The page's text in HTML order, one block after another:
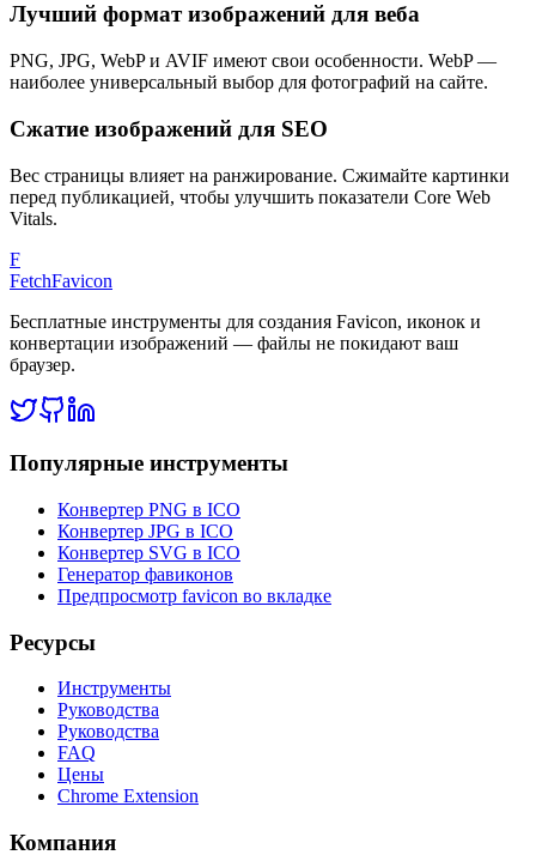
Лучший формат изображений для веба
PNG, JPG, WebP и AVIF имеют свои особенности. WebP —
наиболее универсальный выбор для фотографий на сайте.
Сжатие изображений для SEO
Вес страницы влияет на ранжирование. Сжимайте картинки
перед публикацией, чтобы улучшить показатели Core Web
Vitals.
F
FetchFavicon
Бесплатные инструменты для создания Favicon, иконок и
конвертации изображений — файлы не покидают ваш
браузер.
Популярные инструменты
Конвертер PNG в ICO
Конвертер JPG в ICO
Конвертер SVG в ICO
Генератор фавиконов
Предпросмотр favicon во вкладке
Ресурсы
Инструменты
Руководства
Руководства
FAQ
Цены
Chrome Extension
Компания